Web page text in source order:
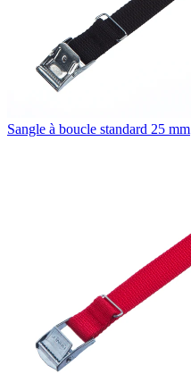
Sangle à boucle standard 25 mm